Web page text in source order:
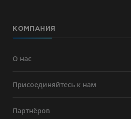
КОМПАНИЯ
О нас
Присоединяйтесь к нам
Партнёров